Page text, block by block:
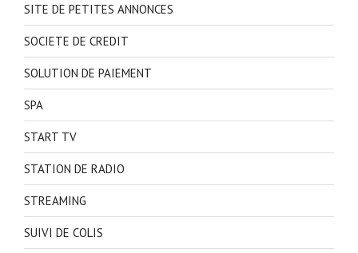
SITE DE PETITES ANNONCES
SOCIETE DE CREDIT
SOLUTION DE PAIEMENT
SPA
START TV
STATION DE RADIO
STREAMING
SUIVI DE COLIS